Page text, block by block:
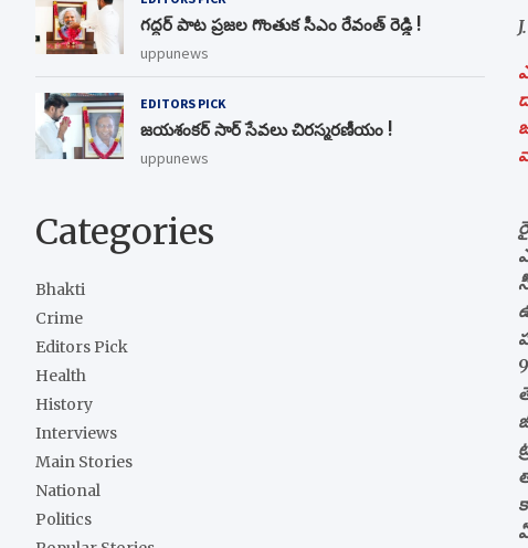
గద్దర్ పాట ప్రజల గొంతుక సీఎం రేవంత్ రెడ్డి !
uppunews
EDITORS PICK
జయశంకర్ సార్ సేవలు చిరస్మరణీయం !
uppunews
Categories
Bhakti
Crime
Editors Pick
Health
History
Interviews
Main Stories
National
Politics